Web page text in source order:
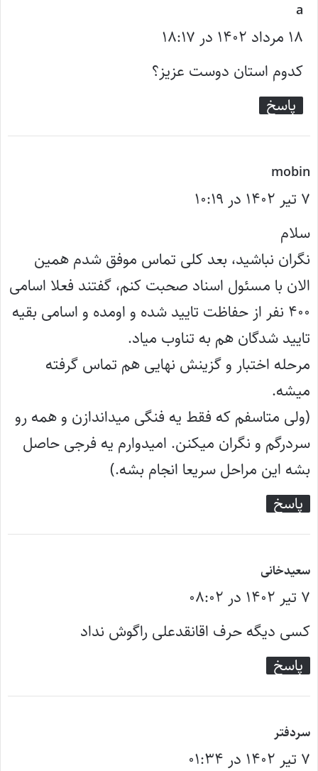
a
ف
ت
:
۱۸ مرداد ۱۴۰۲ در ۱۸:۱۷
کدوم استان دوست عزیز؟
پاسخ
mobin
ف
:
۷ تیر ۱۴۰۲ در ۱۰:۱۹
سلام
نگران نباشید، بعد کلی تماس موفق شدم همین
الان با مسئول اسناد صحبت کنم، گفتند فعلا اسامی
۴۰۰ نفر از حفاظت تایید شده و اومده و اسامی بقیه
تایید شدگان هم به تناوب میاد.
مرحله اختبار و گزینش نهایی هم تماس گرفته
میشه.
(ولی متاسفم که فقط یه فنگی میداندازن و همه رو
سردرگم و نگران میکنن. امیدوارم یه فرجی حاصل
بشه این مراحل سریعا انجام بشه.)
پاسخ
سعیدخانی
ف
ت
۷ تیر ۱۴۰۲ در ۰۸:۰۲
کسی دیگه حرف اقانقدعلی راگوش نداد
پاسخ
سردفتر
ف
۷ تیر ۱۴۰۲ در ۰۱:۳۴